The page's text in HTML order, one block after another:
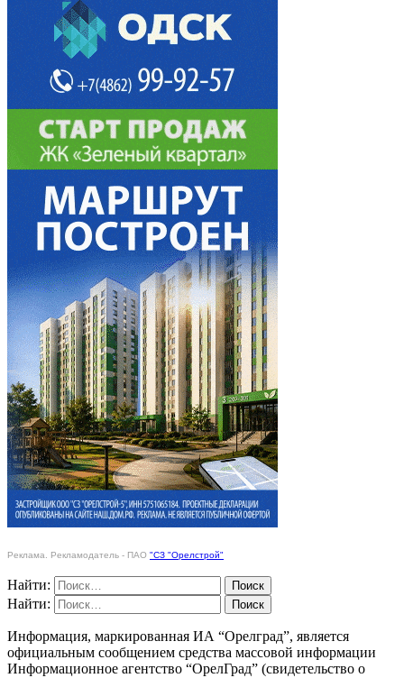
Реклама. Рекламодатель - ПАО "СЗ "Орелстрой"
Найти:
Найти:
Информация, маркированная ИА “Орелград”, является
официальным сообщением средства массовой информации
Информационное агентство “ОрелГрад” (свидетельство о